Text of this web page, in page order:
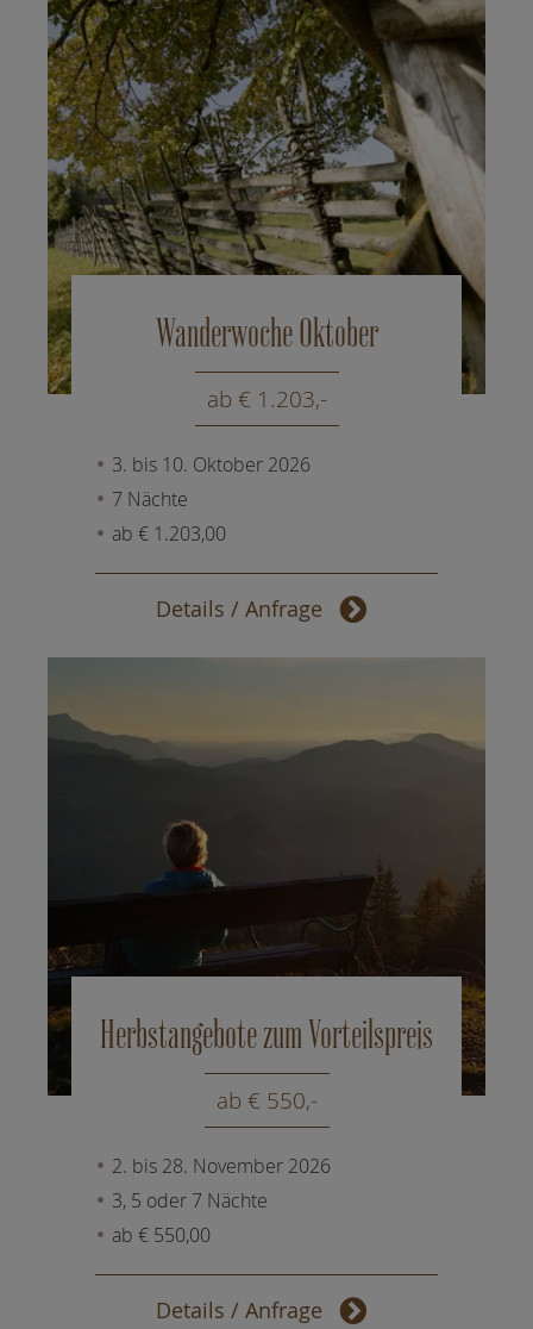
Wanderwoche Oktober
ab € 1.203,-
3. bis 10. Oktober 2026
7 Nächte
ab € 1.203,00
Details / Anfrage
Herbstangebote zum Vorteilspreis
ab € 550,-
2. bis 28. November 2026
3, 5 oder 7 Nächte
ab € 550,00
Details / Anfrage